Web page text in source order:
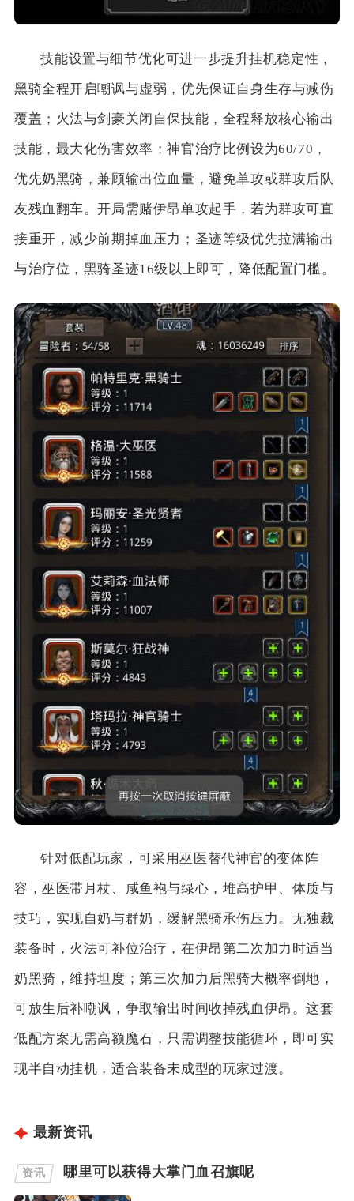
技能设置与细节优化可进一步提升挂机稳定性，
黑骑全程开启嘲讽与虚弱，优先保证自身生存与减伤
覆盖；火法与剑豪关闭自保技能，全程释放核心输出
技能，最大化伤害效率；神官治疗比例设为60/70，
优先奶黑骑，兼顾输出位血量，避免单攻或群攻后队
友残血翻车。开局需赌伊昂单攻起手，若为群攻可直
接重开，减少前期掉血压力；圣迹等级优先拉满输出
与治疗位，黑骑圣迹16级以上即可，降低配置门槛。
针对低配玩家，可采用巫医替代神官的变体阵
容，巫医带月杖、咸鱼袍与绿心，堆高护甲、体质与
技巧，实现自奶与群奶，缓解黑骑承伤压力。无独裁
装备时，火法可补位治疗，在伊昂第二次加力时适当
奶黑骑，维持坦度；第三次加力后黑骑大概率倒地，
可放生后补嘲讽，争取输出时间收掉残血伊昂。这套
低配方案无需高额魔石，只需调整技能循环，即可实
现半自动挂机，适合装备未成型的玩家过渡。
最新资讯
资讯 哪里可以获得大掌门血召旗呢